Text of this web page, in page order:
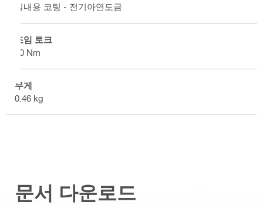
실내용 코팅 - 전기아연도금
조임 토크
30 Nm
무게
0.46 kg
문서 다운로드